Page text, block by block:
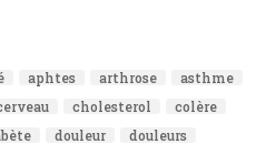
aphtes arthrose
asthme
cholesterol
colère
douleur
douleurs